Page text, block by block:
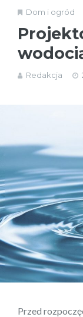
Dom i ogród
Redakcja
Przed